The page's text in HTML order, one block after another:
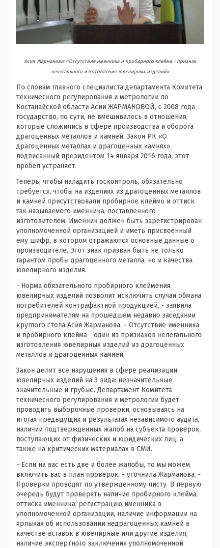
Асия Жарманова: «Отсутствие именника и пробирного клейма - признак
нелегального изготовления ювелирных изделий»
По словам главного специалиста департамента Комитета
технического регулирования и метрологии по
Костанайской области Асии ЖАРМАНОВОЙ, с 2008 года
государство, по сути, не вмешивалось в отношения,
которые сложились в сфере производства и оборота
драгоценных металлов и камней. Закон РК «О
драгоценных металлах и драгоценных камнях»,
подписанный президентом 14 января 2016 года, этот
пробел устраняет.
Теперь, чтобы наладить госконтроль, обязательно
требуется, чтобы на изделиях из драгоценных металлов
и камней присутствовали пробирное клеймо и оттиск
так называемого именника, поставленного
изготовителем. Именник должен быть зарегистрирован
уполномоченной организацией и иметь присвоенный
ему шифр, в котором отражаются основные данные о
производителе. Этот знак призван быть не только
гарантом пробы драгоценного металла, но и качества
ювелирного изделия.
- Норма обязательного пробирного клеймения
ювелирных изделий позволит исключить случаи обмана
потребителей контрафактной продукцией, - заявила
предпринимателям на прошедшем недавно заседании
круглого стола Асия Жарманова. - Отсутствие именника
и пробирного клейма - один из признаков нелегального
изготовления ювелирных изделий из драгоценных
металлов и драгоценных камней.
Закон делит все нарушения в сфере реализации
ювелирных изделий на 3 вида: незначительные,
значительные и грубые. Департамент Комитета
технического регулирования и метрологии будет
проводить выборочные проверки, основываясь на
итогах предыдущих и результатах независимого аудита,
наличии подтвержденных жалоб на субъекта проверок,
поступающих от физических и юридических лиц, а
также на критических материалах в СМИ.
- Если на вас есть две и более жалобы, то мы можем
включить вас в план проверок, - уточнила Жарманова. -
Проверки проводят по утвержденному листу. В первую
очередь будут проверять наличие пробирного клейма,
оттиска именника; регистрацию именника в
уполномоченной организации, наличие информации на
ярлыках об использовании недрагоценных камней в
качестве вставок в ювелирные или другие изделия,
наличие экспертного заключения уполномоченной